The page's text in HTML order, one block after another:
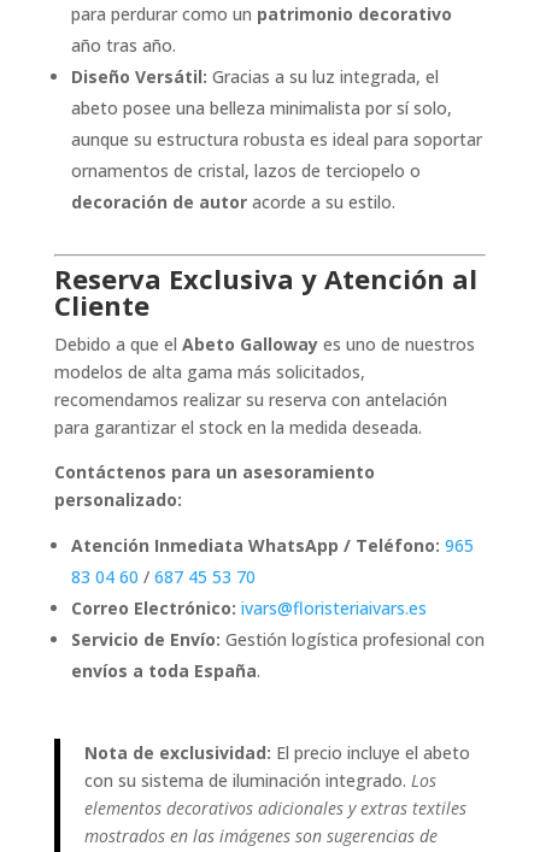
para perdurar como un patrimonio decorativo
año tras año.
Diseño Versátil: Gracias a su luz integrada, el
abeto posee una belleza minimalista por sí solo,
aunque su estructura robusta es ideal para soportar
ornamentos de cristal, lazos de terciopelo o
decoración de autoracorde a su estilo.
Reserva Exclusiva y Atención al
Cliente
Debido a que el Abeto Gallowayes uno de nuestros
modelos de alta gama más solicitados,
recomendamos realizar su reserva con antelación
para garantizar el stock en la medida deseada.
Contáctenos para un asesoramiento
personalizado:
Atención Inmediata WhatsApp / Teléfono: 965
83 04 60 / 687 45 53 70
Correo Electrónico: ivars@floristeriaivars.es
Servicio de Envío: Gestión logística profesional con
envíos a toda España.
Nota de exclusividad: El precio incluye el abeto
con su sistema de iluminación integrado. Los
elementos decorativos adicionales y extras textiles
mostrados en las imágenes son sugerencias de